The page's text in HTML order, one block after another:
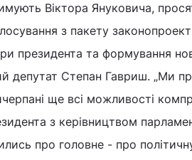
Віктора Януковича,
з пакету
президента та формування
депутат Степан Гавриш. „Ми
ще всі можливості
з керівництвом
про головне - про